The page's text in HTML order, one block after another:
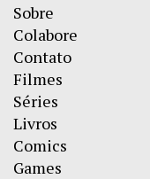
Sobre
Colabore
Contato
Filmes
Séries
Livros
Comics
Games